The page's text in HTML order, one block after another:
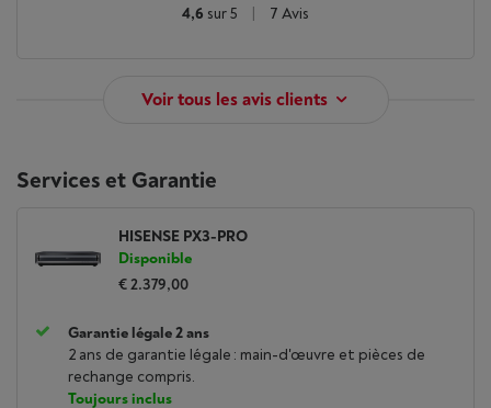
4,6 sur 5 7 Avis
Voir tous les avis clients
Services et Garantie
HISENSE PX3-PRO
Disponible
€ 2.379,00
Garantie légale 2 ans
2 ans de garantie légale : main-d'œuvre et pièces de
rechange compris.
Toujours inclus